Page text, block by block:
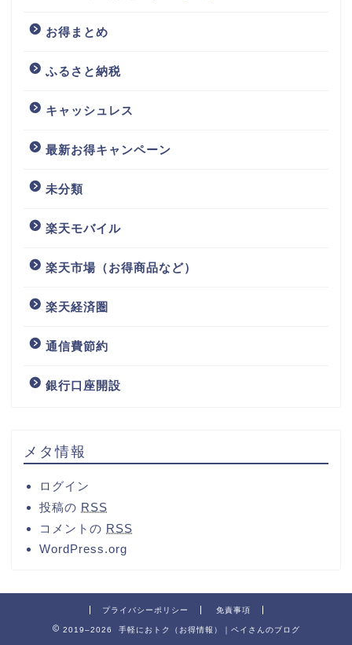
お得まとめ
ふるさと納税
キャッシュレス
最新お得キャンペーン
未分類
楽天モバイル
楽天市場（お得商品など）
楽天経済圏
通信費節約
銀行口座開設
メタ情報
ログイン
投稿の RSS
コメントの RSS
WordPress.org
プライバシーポリシー 免責事項
2019–2026 手軽におトク（お得情報）｜ペイさんのブログ